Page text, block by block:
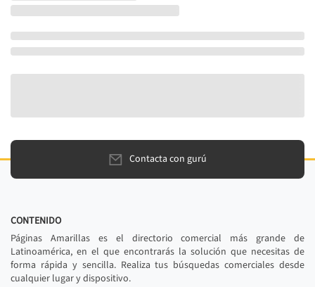
Contacta con gurú
CONTENIDO
Páginas Amarillas es el directorio comercial más grande de
Latinoamérica, en el que encontrarás la solución que necesitas de
forma rápida y sencilla. Realiza tus búsquedas comerciales desde
cualquier lugar y dispositivo.